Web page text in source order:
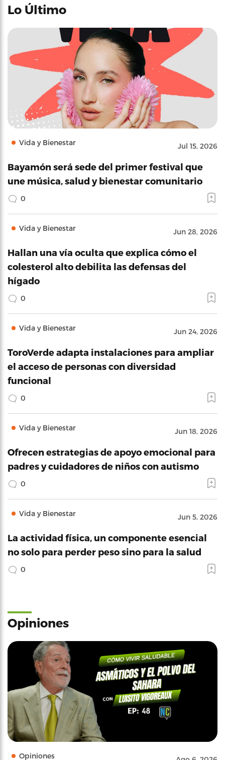
Lo Último
Vida y Bienestar Jul 15, 2026
Bayamón será sede del primer festival que
une música, salud y bienestar comunitario
0
Vida y Bienestar Jun 28, 2026
Hallan una vía oculta que explica cómo el
colesterol alto debilita las defensas del
hígado
0
Vida y Bienestar Jun 24, 2026
ToroVerde adapta instalaciones para ampliar
el acceso de personas con diversidad
funcional
0
Vida y Bienestar Jun 18, 2026
Ofrecen estrategias de apoyo emocional para
padres y cuidadores de niños con autismo
0
Vida y Bienestar Jun 5, 2026
La actividad física, un componente esencial
no solo para perder peso sino para la salud
0
Opiniones
Opiniones